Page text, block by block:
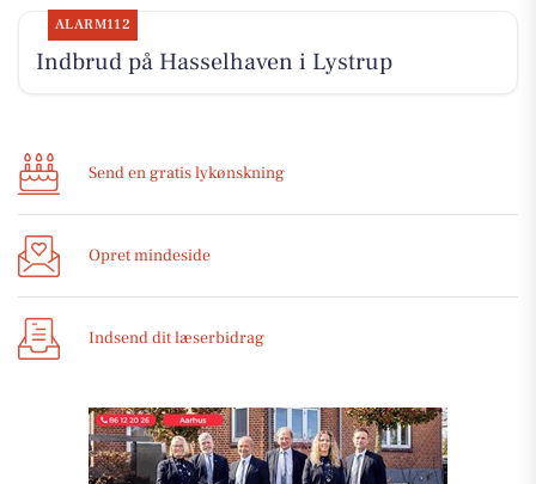
ALARM112
Indbrud på Hasselhaven i Lystrup
Send en gratis lykønskning
Opret mindeside
Indsend dit læserbidrag